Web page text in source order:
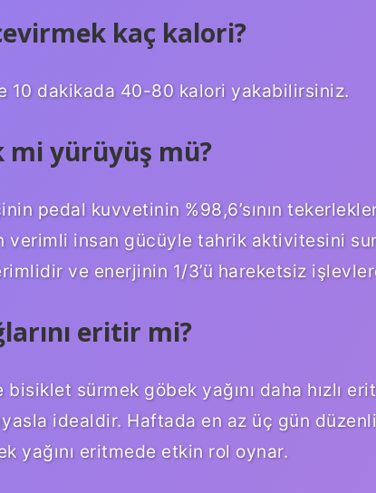
kaç kalori?
10 dakikada 40-80 kalori yakabilirsiniz.
mi yürüyüş mü?
pedal kuvvetinin %98,6’sının
verimli insan gücüyle tahrik aktivitesini
ve enerjinin 1/3’ü hareketsiz
eritir mi?
sürmek göbek yağını daha hızlı
idealdir. Haftada en az üç gün
yağını eritmede etkin rol oynar.